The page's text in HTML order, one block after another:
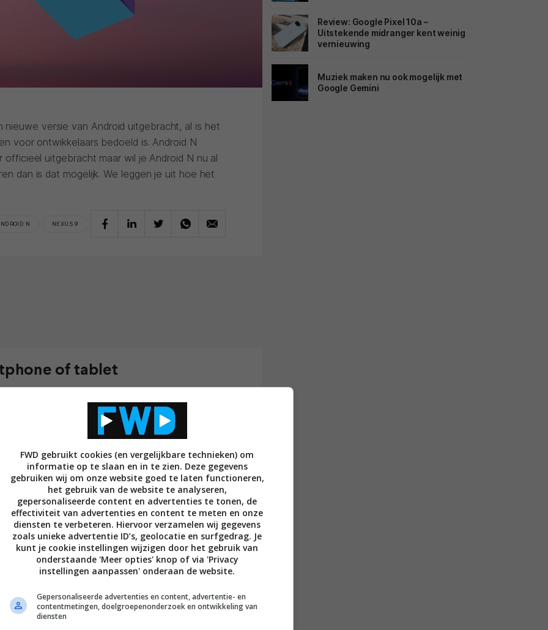
versie van Android uitgebracht, al is het
voor ontwikkelaars bedoeld is. Android N
uitgebracht maar wil je Android N nu al
dan is dat mogelijk. We leggen je uit hoe het
N NEXUS 9
of tablet
Android N uitgebracht, wat betekent dat
testen en hun apps hiervoor kunnen gaan
smartphone of tablet kun je er ook al mee aan
mogelijke bugs of functies die niet helemaal
op je smartphone of tablet moet je echter aan
toestel moet een Nexus 5x, Nexus 6, Nexus 6P,
Op dit moment worden alleen deze apparaten
Samsung- of Asus-tablet hebben dan is het
en installeren
van Android N op de website gezet, welke je
tablet kunt plaatsen. Als je jezelf aanmeldt voor het
Review: Google Pixel 10a –
Uitstekende midranger kent weinig
vernieuwing
Muziek maken nu ook mogelijk met
Google Gemini
FWD gebruikt cookies (en vergelijkbare technieken) om
informatie op te slaan en in te zien. Deze gegevens
gebruiken wij om onze website goed te laten functioneren,
het gebruik van de website te analyseren,
gepersonaliseerde content en advertenties te tonen, de
effectiviteit van advertenties en content te meten en onze
diensten te verbeteren. Hiervoor verzamelen wij gegevens
zoals unieke advertentie ID’s, geolocatie en surfgedrag. Je
kunt je cookie instellingen wijzigen door het gebruik van
onderstaande 'Meer opties' knop of via 'Privacy
instellingen aanpassen' onderaan de website.
Gepersonaliseerde advertenties en content, advertentie- en
contentmetingen, doelgroepenonderzoek en ontwikkeling van
diensten